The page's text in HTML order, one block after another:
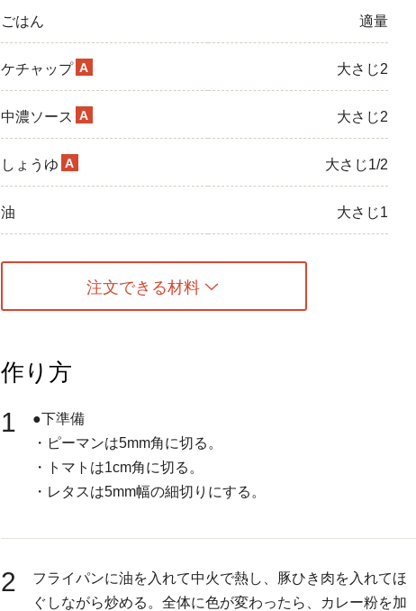
ごはん 適量
ケチャップ A 大さじ2
中濃ソース A 大さじ2
しょうゆ A 大さじ1/2
油 大さじ1
注文できる材料
作り方
1
●下準備
・ピーマンは5mm角に切る。
・トマトは1cm角に切る。
・レタスは5mm幅の細切りにする。
2
フライパンに油を入れて中火で熱し、豚ひき肉を入れてほ
ぐしながら炒める。全体に色が変わったら、カレー粉を加